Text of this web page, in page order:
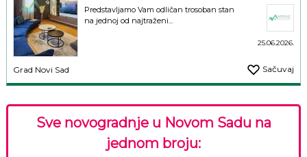
Predstavljamo Vam odličan trosoban stan
na jednoj od najtraženi...
25.06.2026.
Grad Novi Sad Sačuvaj
Sve novogradnje u Novom Sadu na
jednom broju: